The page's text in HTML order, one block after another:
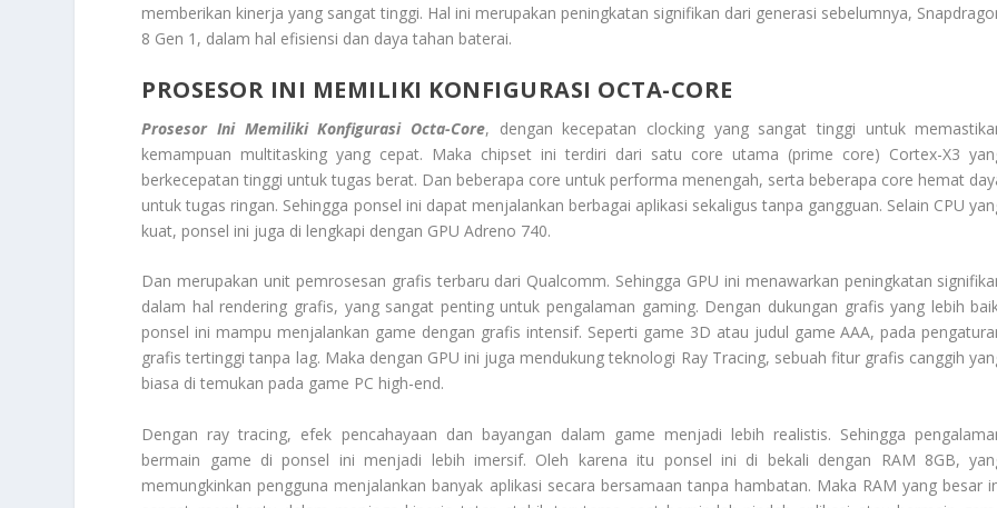
memberikan kinerja yang sangat tinggi. Hal ini merupakan peningkatan signifikan dari generasi sebelumnya,
8 Gen 1, dalam hal efisiensi dan daya tahan baterai.
PROSESOR INI MEMILIKI KONFIGURASI OCTA-CORE
Prosesor Ini Memiliki Konfigurasi Octa-Core, dengan kecepatan clocking yang sangat tinggi untuk
kemampuan multitasking yang cepat. Maka chipset ini terdiri dari satu core utama (prime core) Cortex-X3
berkecepatan tinggi untuk tugas berat. Dan beberapa core untuk performa menengah, serta beberapa core hemat
untuk tugas ringan. Sehingga ponsel ini dapat menjalankan berbagai aplikasi sekaligus tanpa gangguan. Selain CPU
kuat, ponsel ini juga di lengkapi dengan GPU Adreno 740.
Dan merupakan unit pemrosesan grafis terbaru dari Qualcomm. Sehingga GPU ini menawarkan peningkatan
dalam hal rendering grafis, yang sangat penting untuk pengalaman gaming. Dengan dukungan grafis yang lebih
ponsel ini mampu menjalankan game dengan grafis intensif. Seperti game 3D atau judul game AAA, pada
grafis tertinggi tanpa lag. Maka dengan GPU ini juga mendukung teknologi Ray Tracing, sebuah fitur grafis canggih
biasa di temukan pada game PC high-end.
Dengan ray tracing, efek pencahayaan dan bayangan dalam game menjadi lebih realistis. Sehingga
bermain game di ponsel ini menjadi lebih imersif. Oleh karena itu ponsel ini di bekali dengan RAM 8GB,
memungkinkan pengguna menjalankan banyak aplikasi secara bersamaan tanpa hambatan. Maka RAM yang besar